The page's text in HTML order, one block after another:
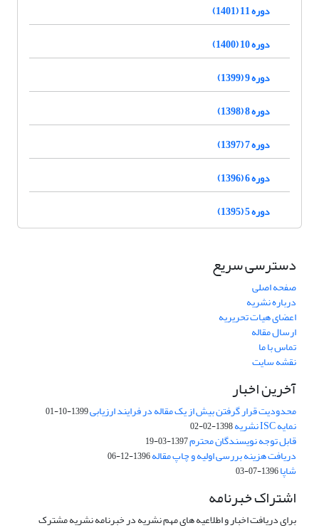
دوره 11 (1401)
دوره 10 (1400)
دوره 9 (1399)
دوره 8 (1398)
دوره 7 (1397)
دوره 6 (1396)
دوره 5 (1395)
دسترسی سریع
صفحه اصلی
درباره نشریه
اعضای هیات تحریریه
ارسال مقاله
تماس با ما
نقشه سایت
آخرین اخبار
محدودیت قرار گرفتن بیش از یک مقاله در فرایند ارزیابی1399-10-01
نمایه ISC نشریه 1398-02-02
قابل توجه نویسندگان محترم1397-03-19
دریافت هزینه بررسی اولیه و چاپ مقاله1396-12-06
شاپا1396-07-03
اشتراک خبرنامه
برای دریافت اخبار و اطلاعیه های مهم نشریه در خبرنامه نشریه مشترک